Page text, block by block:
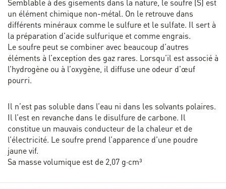
Semblable à des gisements dans la nature, le soufre (S) est
un élément chimique non-métal. On le retrouve dans
différents minéraux comme le sulfure et le sulfate. Il sert à
la préparation d’acide sulfurique et comme engrais.
Le soufre peut se combiner avec beaucoup d’autres
éléments à l’exception des gaz rares. Lorsqu’il est associé à
l’hydrogène ou à l’oxygène, il diffuse une odeur d’œuf
pourri.
Il n’est pas soluble dans l’eau ni dans les solvants polaires.
Il l’est en revanche dans le disulfure de carbone. Il
constitue un mauvais conducteur de la chaleur et de
l’électricité. Le soufre prend l’apparence d’une poudre
jaune vif.
Sa masse volumique est de 2,07 g·cm³